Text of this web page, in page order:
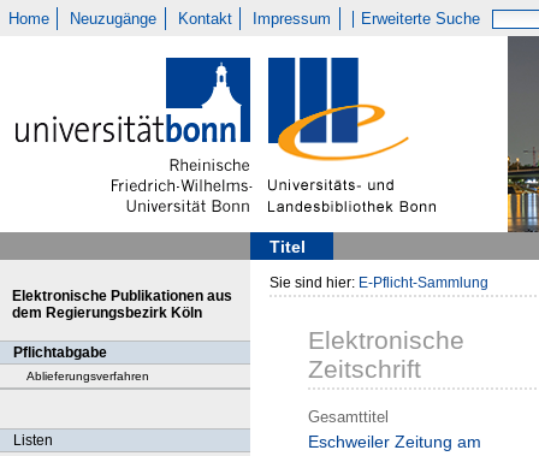
Home Neuzugänge Kontakt Impressum Erweiterte Suche
Titel
Elektronische Publikationen aus
dem Regierungsbezirk Köln
Pflichtabgabe
Ablieferungsverfahren
Listen
Sie sind hier: E-Pflicht-Sammlung
Elektronische
Zeitschrift
Gesamttitel
Eschweiler Zeitung am